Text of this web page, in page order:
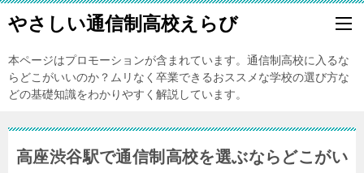
やさしい通信制高校えらび
本ページはプロモーションが含まれています。通信制高校に入るな
らどこがいいのか？ムリなく卒業できるおススメな学校の選び方な
どの基礎知識をわかりやすく解説しています。
高座渋谷駅で通信制高校を選ぶならどこがい